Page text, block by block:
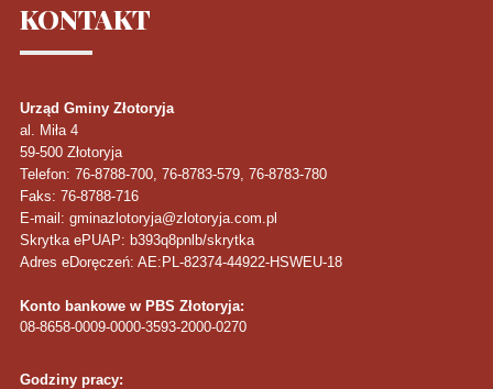
KONTAKT
Urząd Gminy Złotoryja
al. Miła 4
59-500 Złotoryja
Telefon: 76-8788-700, 76-8783-579, 76-8783-780
Faks: 76-8788-716
E-mail: gminazlotoryja@zlotoryja.com.pl
Skrytka ePUAP: b393q8pnlb/skrytka
Adres eDoręczeń: AE:PL-82374-44922-HSWEU-18
Konto bankowe w PBS Złotoryja:
08-8658-0009-0000-3593-2000-0270
Godziny pracy: